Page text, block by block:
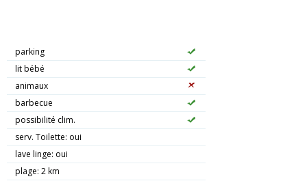
parking
lit bébé
animaux
barbecue
possibilité clim.
serv. Toilette: oui
lave linge: oui
plage: 2 km